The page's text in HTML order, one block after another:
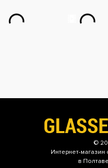
©
Интернет-магазин
в